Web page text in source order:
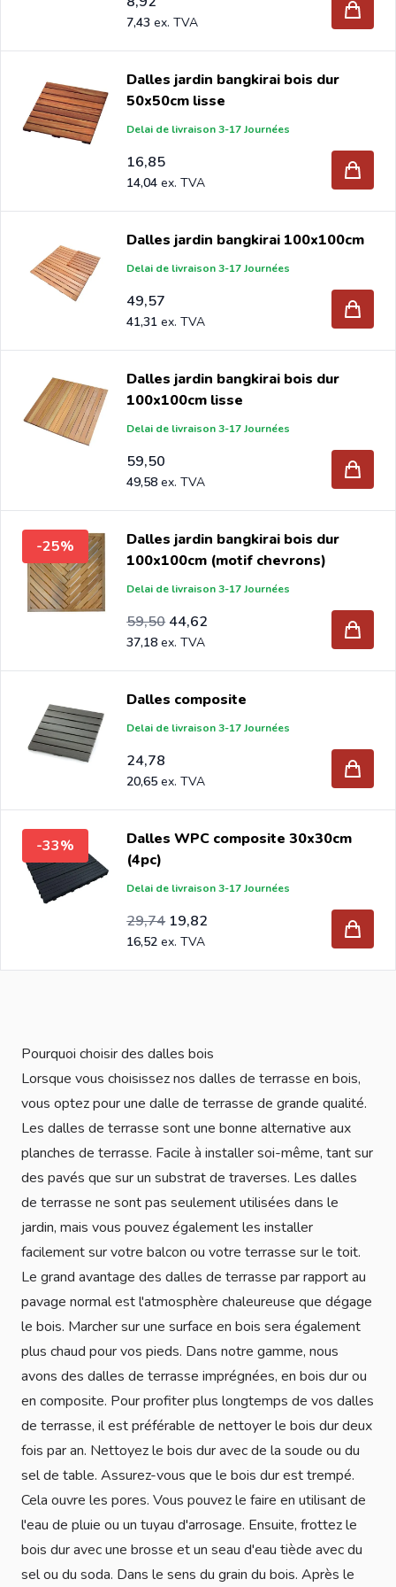
les magasins de bricolage et les jardineries en Europe
depuis 1997.
7,43
Dalles jardin bangkirai bois dur
50x50cm lisse
Delai de livraison 3-17 Journées
16,85
14,04
Dalles jardin bangkirai 100x100cm
Delai de livraison 3-17 Journées
49,57
41,31
Dalles jardin bangkirai bois dur
100x100cm lisse
Delai de livraison 3-17 Journées
59,50
49,58
-25%
Dalles jardin bangkirai bois dur
100x100cm (motif chevrons)
Delai de livraison 3-17 Journées
Prix Spécial
44,62
37,18
Prix normal
59,50
49,58
Dalles composite
Delai de livraison 3-17 Journées
24,78
20,65
-33%
Dalles WPC composite 30x30cm
(4pc)
Delai de livraison 3-17 Journées
Prix Spécial
19,82
16,52
Prix normal
29,74
24,78
Pourquoi choisir des dalles bois
Lorsque vous choisissez nos dalles de terrasse en bois,
vous optez pour une dalle de terrasse de grande qualité.
Les dalles de terrasse sont une bonne alternative aux
planches de terrasse. Facile à installer soi-même, tant sur
des pavés que sur un substrat de traverses. Les dalles
de terrasse ne sont pas seulement utilisées dans le
jardin, mais vous pouvez également les installer
facilement sur votre balcon ou votre terrasse sur le toit.
Le grand avantage des dalles de terrasse par rapport au
pavage normal est l'atmosphère chaleureuse que dégage
le bois. Marcher sur une surface en bois sera également
plus chaud pour vos pieds. Dans notre gamme, nous
avons des dalles de terrasse imprégnées, en bois dur ou
en composite. Pour profiter plus longtemps de vos dalles
de terrasse, il est préférable de nettoyer le bois dur deux
fois par an. Nettoyez le bois dur avec de la soude ou du
sel de table. Assurez-vous que le bois dur est trempé.
Cela ouvre les pores. Vous pouvez le faire en utilisant de
l'eau de pluie ou un tuyau d'arrosage. Ensuite, frottez le
bois dur avec une brosse et un seau d'eau tiède avec du
sel ou du soda. Dans le sens du grain du bois. Après le